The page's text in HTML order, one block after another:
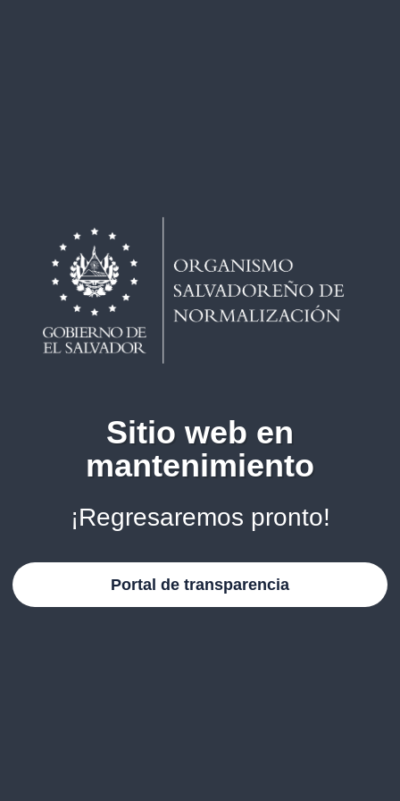
Sitio web en
mantenimiento
¡Regresaremos pronto!
Portal de transparencia